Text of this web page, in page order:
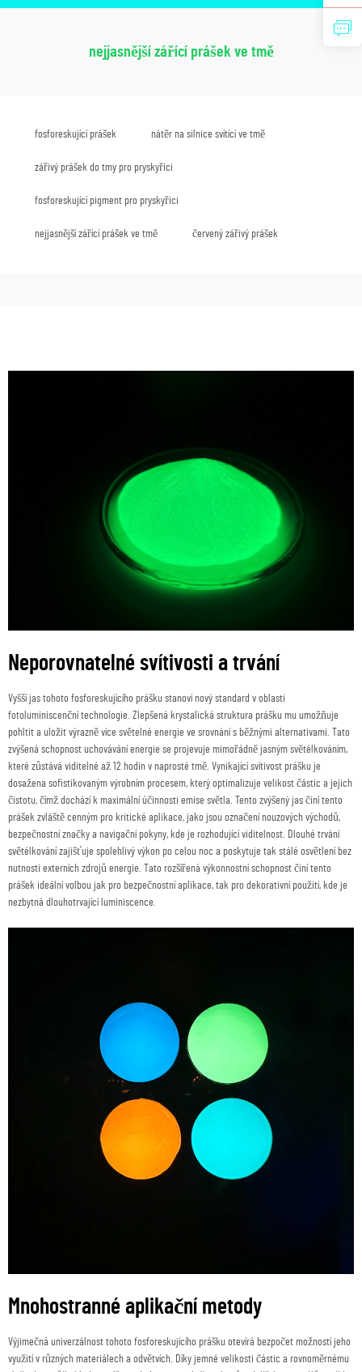
nejjasnější zářící prášek ve tmě
fosforeskující prášek nátěr na silnice svítící ve tmě
zářivý prášek do tmy pro pryskyřici
fosforeskující pigment pro pryskyřici
nejjasnější zářící prášek ve tmě červený zářivý prášek
Neporovnatelné svítivosti a trvání
Vyšší jas tohoto fosforeskujícího prášku stanoví nový standard v oblasti
fotoluminiscenční technologie. Zlepšená krystalická struktura prášku mu umožňuje
pohltit a uložit výrazně více světelné energie ve srovnání s běžnými alternativami. Tato
zvýšená schopnost uchovávání energie se projevuje mimořádně jasným světélkováním,
které zůstává viditelné až 12 hodin v naprosté tmě. Vynikající svítivost prášku je
dosažena sofistikovaným výrobním procesem, který optimalizuje velikost částic a jejich
čistotu, čímž dochází k maximální účinnosti emise světla. Tento zvýšený jas činí tento
prášek zvláště cenným pro kritické aplikace, jako jsou označení nouzových východů,
bezpečnostní značky a navigační pokyny, kde je rozhodující viditelnost. Dlouhé trvání
světélkování zajišťuje spolehlivý výkon po celou noc a poskytuje tak stálé osvětlení bez
nutnosti externích zdrojů energie. Tato rozšířená výkonnostní schopnost činí tento
prášek ideální volbou jak pro bezpečnostní aplikace, tak pro dekorativní použití, kde je
nezbytná dlouhotrvající luminiscence.
Mnohostranné aplikační metody
Výjimečná univerzálnost tohoto fosforeskujícího prášku otevírá bezpočet možností jeho
využití v různých materiálech a odvětvích. Díky jemné velikosti částic a rovnoměrnému